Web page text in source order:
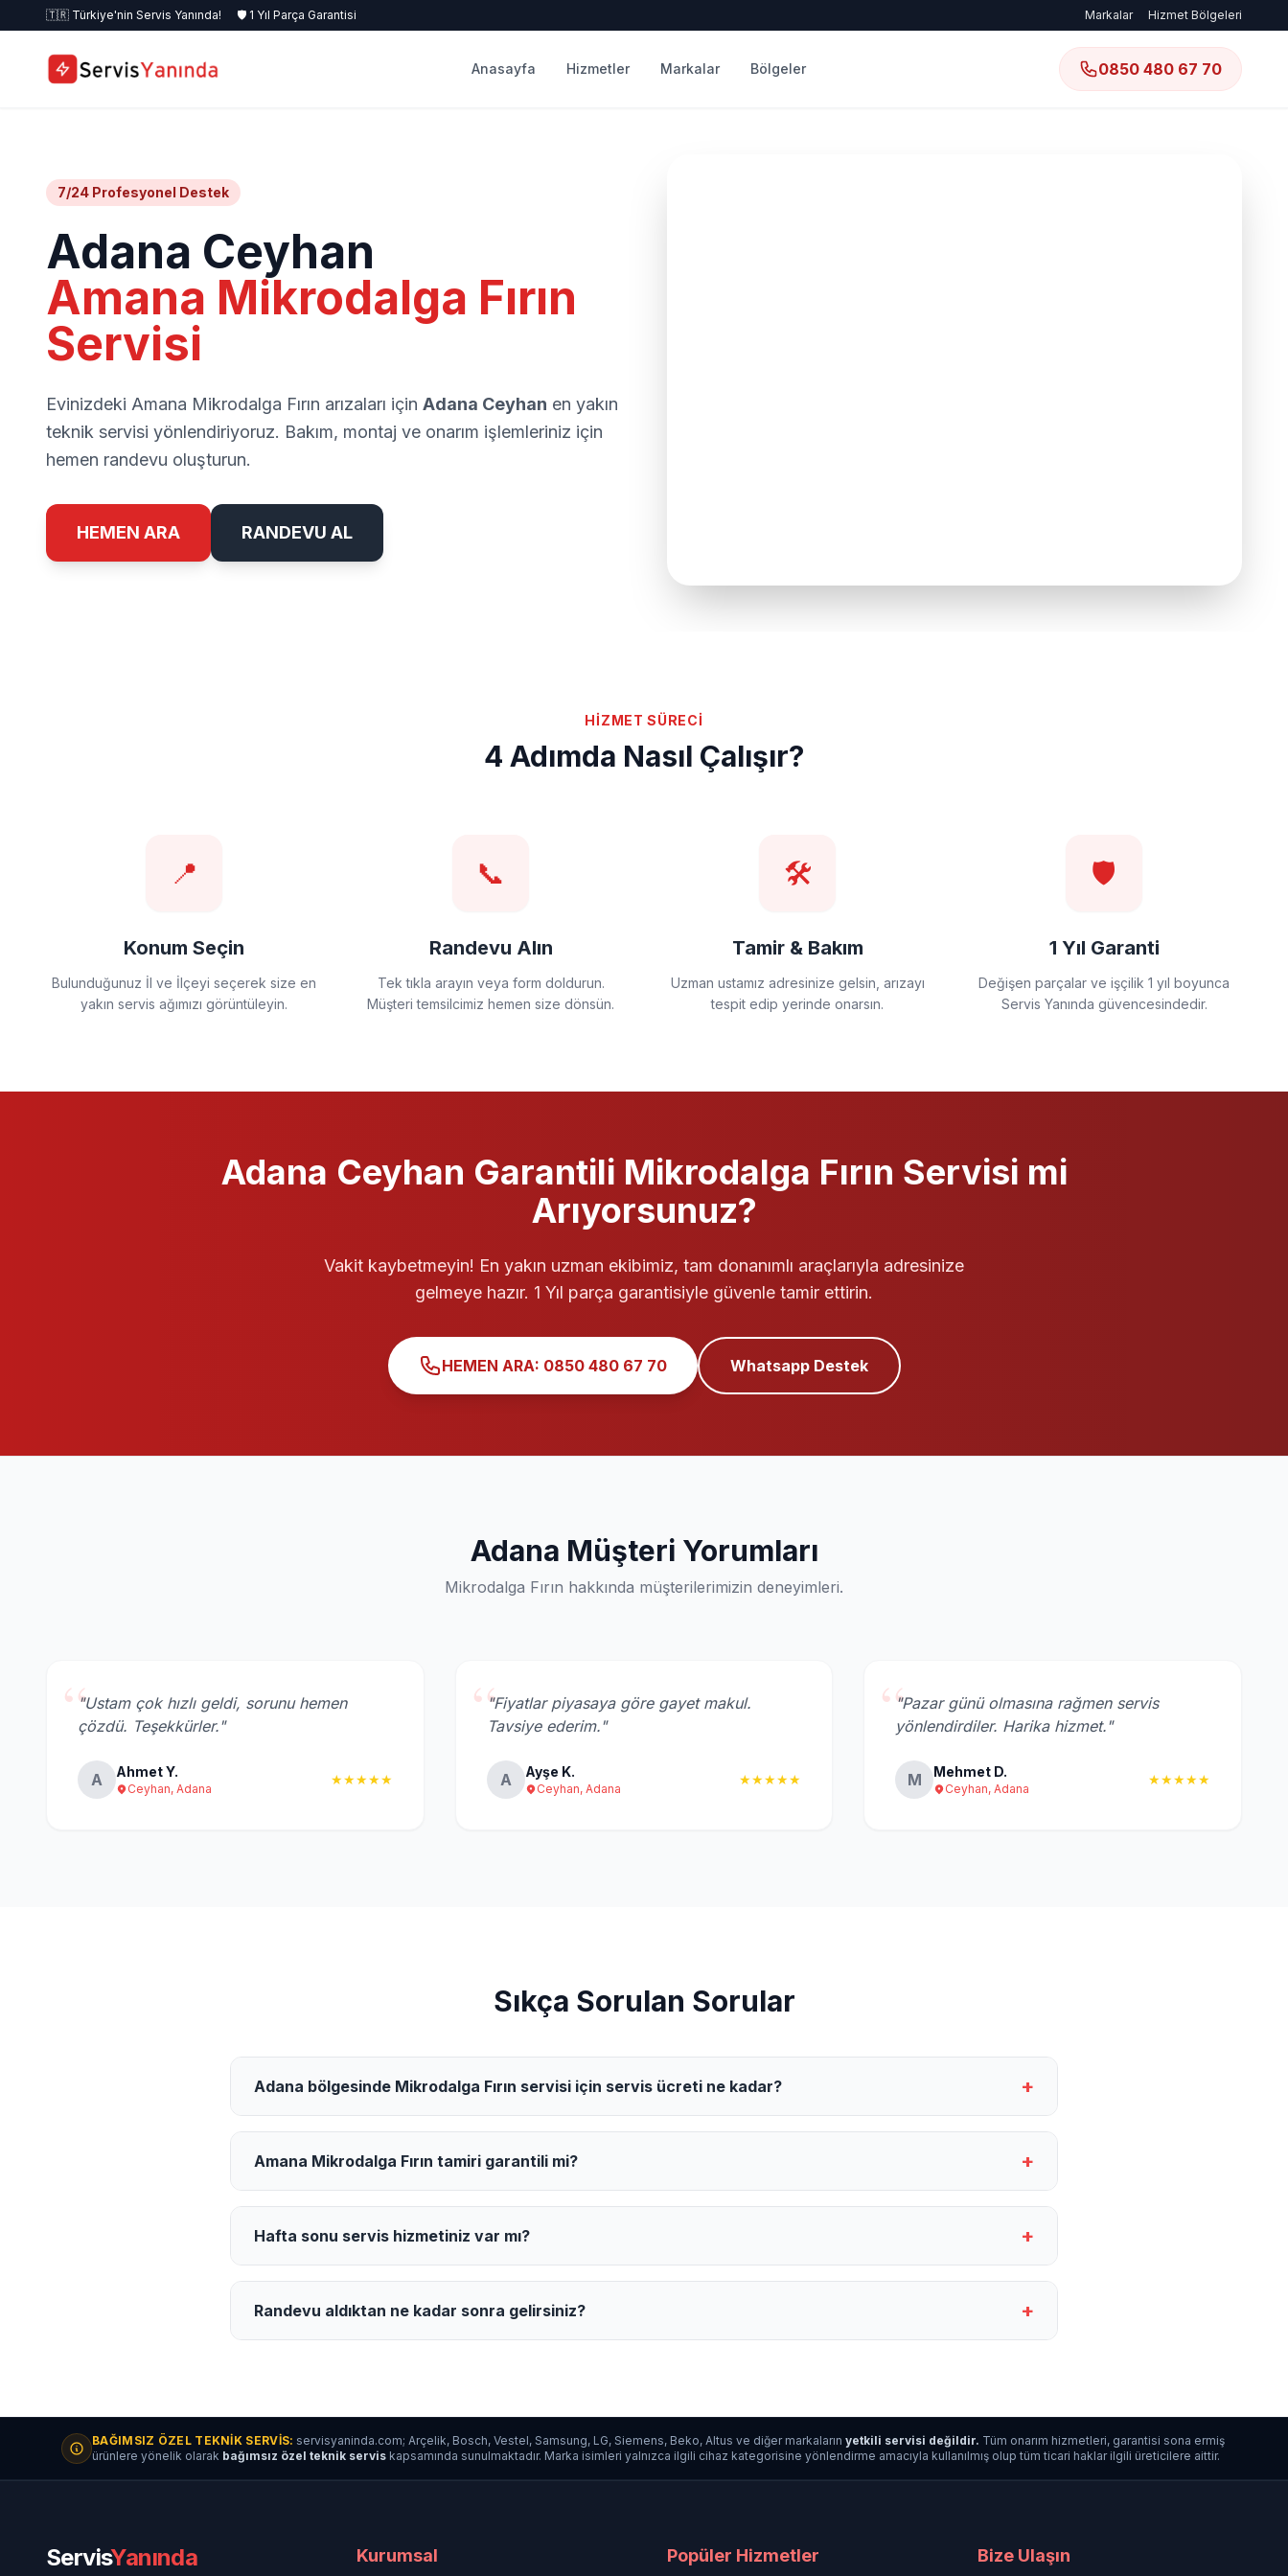
🇹🇷 Türkiye'nin Servis Yanında! 🛡️ 1 Yıl Parça Garantisi Markalar Hizmet Bölgeleri
Anasayfa Hizmetler Markalar Bölgeler 0850 480 67 70
7/24 Profesyonel Destek
Adana Ceyhan
Amana Mikrodalga Fırın
Servisi
HEMEN ARA RANDEVU AL
Evinizdeki Amana Mikrodalga Fırın arızaları için Adana Ceyhan en yakın
teknik servisi yönlendiriyoruz. Bakım, montaj ve onarım işlemleriniz için
hemen randevu oluşturun.
HİZMET SÜRECİ
4 Adımda Nasıl Çalışır?
📍
Konum Seçin
Bulunduğunuz İl ve İlçeyi seçerek size en
yakın servis ağımızı görüntüleyin.
📞
Randevu Alın
Tek tıkla arayın veya form doldurun.
Müşteri temsilcimiz hemen size dönsün.
🛠️
Tamir & Bakım
Uzman ustamız adresinize gelsin, arızayı
tespit edip yerinde onarsın.
🛡️
1 Yıl Garanti
Değişen parçalar ve işçilik 1 yıl boyunca
Servis Yanında güvencesindedir.
Adana Ceyhan Garantili Mikrodalga Fırın Servisi mi
Arıyorsunuz?
Vakit kaybetmeyin! En yakın uzman ekibimiz, tam donanımlı araçlarıyla adresinize
gelmeye hazır. 1 Yıl parça garantisiyle güvenle tamir ettirin.
HEMEN ARA: 0850 480 67 70 Whatsapp Destek
Adana Müşteri Yorumları
Mikrodalga Fırın hakkında müşterilerimizin deneyimleri.
“"Ustam çok hızlı geldi, sorunu hemen
çözdü. Teşekkürler."
A Ahmet Y.
Ceyhan, Adana
★★★★★
“"Fiyatlar piyasaya göre gayet makul.
Tavsiye ederim."
A Ayşe K.
Ceyhan, Adana
★★★★★
“"Pazar günü olmasına rağmen servis
yönlendirdiler. Harika hizmet."
M Mehmet D.
Ceyhan, Adana
★★★★★
Sıkça Sorulan Sorular
Adana bölgesinde Mikrodalga Fırın servisi için servis ücreti ne kadar? +
Amana Mikrodalga Fırın tamiri garantili mi? +
Hafta sonu servis hizmetiniz var mı? +
Randevu aldıktan ne kadar sonra gelirsiniz? +
BAĞIMSIZ ÖZEL TEKNIK SERVIS: servisyaninda.com; Arçelik, Bosch, Vestel, Samsung, LG, Siemens, Beko, Altus ve diğer markalarınyetkili servisi değildir. Tüm onarım hizmetleri, garantisi sona ermiş
ürünlere yönelik olarak bağımsız özel teknik servis kapsamında sunulmaktadır. Marka isimleri yalnızca ilgili cihaz kategorisine yönlendirme amacıyla kullanılmış olup tüm ticari haklar ilgili üreticilere aittir.
ServisYanında Kurumsal Popüler Hizmetler Bize Ulaşın